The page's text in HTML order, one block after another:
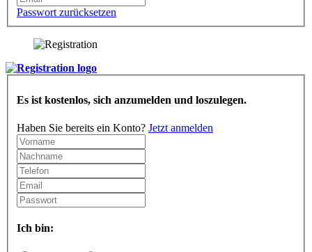
Passwort zurücksetzen
Es ist kostenlos, sich anzumelden und loszulegen.
Haben Sie bereits ein Konto? Jetzt anmelden
Ich bin: